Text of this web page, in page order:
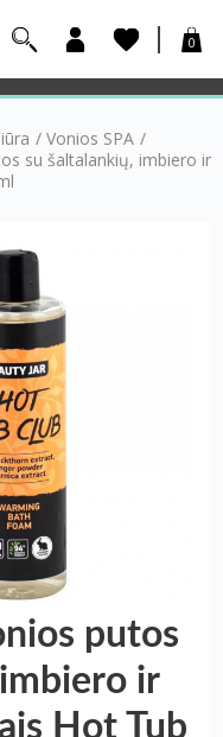
0
/ Vonios SPA /
su šaltalankių, imbiero ir
putos
ir
Hot Tub